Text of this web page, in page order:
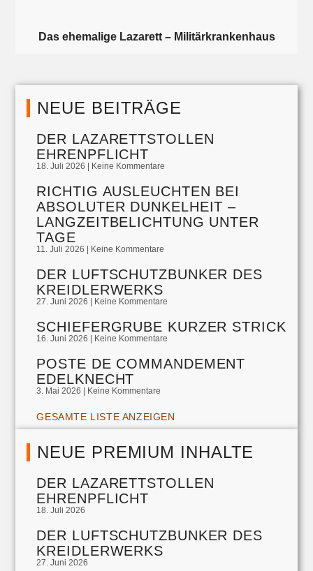
Das ehemalige Lazarett – Militärkrankenhaus
NEUE BEITRÄGE
DER LAZARETTSTOLLEN
EHRENPFLICHT
18. Juli 2026 Keine Kommentare
RICHTIG AUSLEUCHTEN BEI
ABSOLUTER DUNKELHEIT –
LANGZEITBELICHTUNG UNTER
TAGE
11. Juli 2026 Keine Kommentare
DER LUFTSCHUTZBUNKER DES
KREIDLERWERKS
27. Juni 2026 Keine Kommentare
SCHIEFERGRUBE KURZER STRICK
16. Juni 2026 Keine Kommentare
POSTE DE COMMANDEMENT
EDELKNECHT
3. Mai 2026 Keine Kommentare
GESAMTE LISTE ANZEIGEN
NEUE PREMIUM INHALTE
DER LAZARETTSTOLLEN
EHRENPFLICHT
18. Juli 2026
DER LUFTSCHUTZBUNKER DES
KREIDLERWERKS
27. Juni 2026